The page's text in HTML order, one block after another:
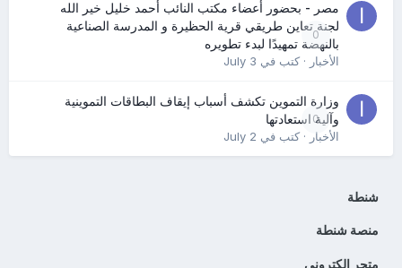
0
مصر - بحضور أعضاء مكتب النائب أحمد خليل خير الله
لجنة تعاين طريقي قرية الحظيرة و المدرسة الصناعية
بالنهضة تمهيدًا لبدء تطويره
الأخبار· كتب في July 3
0
وزارة التموين تكشف أسباب إيقاف البطاقات التموينية
وآلية استعادتها
الأخبار· كتب في July 2
شنطة
منصة شنطة
متجر الكتروني